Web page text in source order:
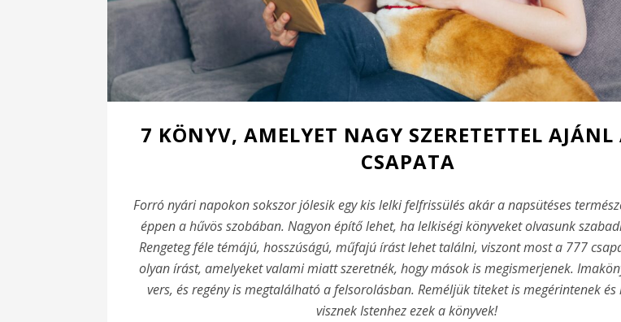
7 KÖNYV, AMELYET NAGY SZERETETTEL
CSAPATA
Forró nyári napokon sokszor jólesikegy kis lelki felfrissülés akár a napsütéses
éppen a hűvös szobában. Nagyon építő lehet, ha lelkiségi könyveket olvasunk
Rengeteg féle témájú, hosszúságú, műfajú írást lehet találni, viszont most a 777
olyan írást, amelyeket valami miatt szeretnék, hogy mások is megismerjenek.
vers, és regény is megtalálható a felsorolásban. Reméljük titeket is megérintenek és
visznek Istenhez ezek a könyvek!